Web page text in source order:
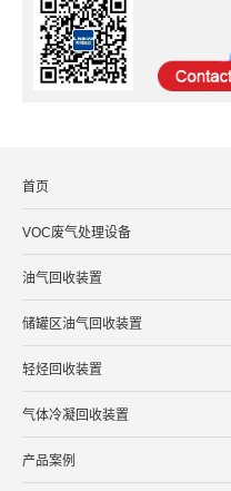
首页
VOC废气处理设备
油气回收装置
储罐区油气回收装置
轻烃回收装置
气体冷凝回收装置
产品案例